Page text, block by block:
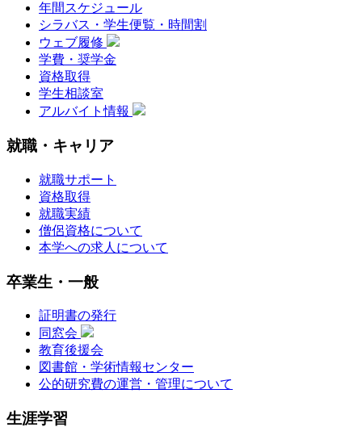
年間スケジュール
シラバス・学生便覧・時間割
ウェブ履修
学費・奨学金
資格取得
学生相談室
アルバイト情報
就職・キャリア
就職サポート
資格取得
就職実績
僧侶資格について
本学への求人について
卒業生・一般
証明書の発行
同窓会
教育後援会
図書館・学術情報センター
公的研究費の運営・管理について
生涯学習